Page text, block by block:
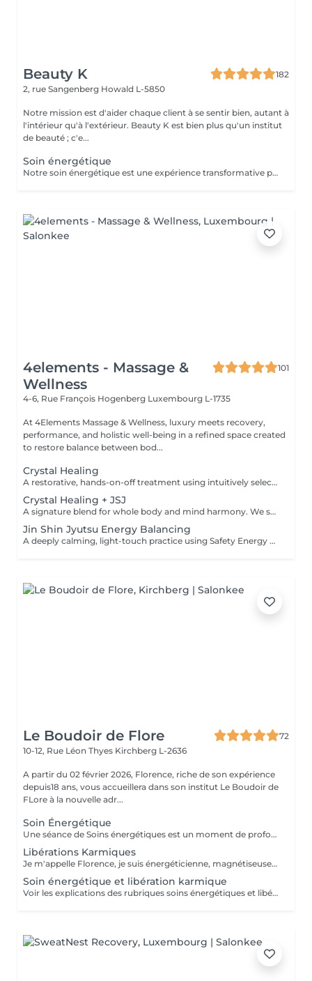
Beauty K
182
2, rue Sangenberg Howald L-5850
Notre mission est d'aider chaque client à se sentir bien, autant à
l'intérieur qu'à l'extérieur. Beauty K est bien plus qu'un institut
de beauté ; c'e...
Soin énergétique
Notre soin énergétique est une expérience transformative pour libérer blocages et tensions, tout en cultivant une paix intérieure profonde. Ce traitement unique agit sur les énergies environnantes et utilise des techniques éprouvées pour harmoniser l'énergie vitale de votre corps. Avec une approche holistique, nous ciblons les déséquilibres énergétiques qui influent sur votre santé physique et émotionnelle. Basée sur l'interaction avec les champs énergétiques, cette méthode restaure l'équilibre entre corps, esprit et âme. Ce soin, apaisant et régénérant, stimule vos capacités naturelles d'auto-guérison, renforçant vitalité et clarté mentale. Idéal pour se sentir revitalisé, allégé du quotidien, et en harmonie avec soi-même.
4elements - Massage &
Wellness
101
4-6, Rue François Hogenberg Luxembourg L-1735
At 4Elements Massage & Wellness, luxury meets recovery,
performance, and holistic well-being in a refined space created
to restore balance between bod...
Crystal Healing
A restorative, hands-on-off treatment using intuitively selected crystals placed on and around the body. - A 20 minute phone call before the session to explore your goals and tailor your plan - A personalized Crystal body layout (and intention focused grids if needed) - Chakra balancing to realign and stabilize your energy centers - Energy field cleansing (aura sweep, grounding, and sealing) - Yin-Yang harmonization for overall energetic coherence - Aftercare suggestions Ideal for: stress relief, emotional balance, mental clarity, energetic reset. For questions and additional information, please contact claudia@4elements.lu
Crystal Healing + JSJ
A signature blend for whole body and mind harmony. We set your intention, select specific crystals, and apply JSJ flows that complement your needsperfect for layered support (physical, emotional, and subtle energy). For questions and additional information, please contact claudia@4elements.lu
Jin Shin Jyutsu Energy Balancing
A deeply calming, light-touch practice using Safety Energy Locks to free energetic blockages that can affect the emotional and physical body. - A 20 minute phone call before the session to explore your goals and tailor your plan - Individualized flows for nervous system soothing, digestive ease, musculoskeletal comfort and hormonal transitions It can be integrated into a crystal session or booked as a standalone treatment. Ideal for: nervous system support, gentle pain relief support, sleep, emotional relief. For questions and additional information, please contact claudia@4elements.lu
Le Boudoir de Flore
72
10-12, Rue Léon Thyes Kirchberg L-2636
A partir du 02 février 2026, Florence, riche de son expérience
depuis18 ans, vous accueillera dans son institut Le Boudoir de
FLore à la nouvelle adr...
Soin Énergétique
Une séance de Soins énergétiques est un moment de profond bien-être et de lâcher-prise, un moment précieux pour vous reconnecter avec vous-même. L'harmonisation énergétique permet de prendre soin de soi sans être envahi par le mental et les émotions, de libérer les blocages et mémoires du passé, de (re)trouver pleinement son potentiel d'énergie, sa force vitale et créatrice, de s'aimer et s'accepter et enfin, vivre l'amour inconditionnel, d'être en paix avec soi même et de ressentir centrage et légèreté. Les soins énergétiques que je pratique nettoient les différents corps énergétiques (physique, émotionnel, mental, spirituel) et visent à dissoudre les blocages et les croyances limitantes qui nous empêchent d'avancer positivement dans la vie. Avant tout travail énergétique, quelle que soit la méthode holistique, il est important de procéder à un diagnostic énergétique de la personne. A qui s'adresse le soin énergétique ? Ils peuvent être réalisés sur tout le monde, à tous âges, quelques soient les antécédents, les maladies et les traitements en cours. Les Soins Energétiques ne présentent pas de contre-indication, prévoir juste un temps de repos après une séance. A noter que ces thérapies ne remplacent pas, en aucun cas, la médecine conventionnelle. Mon approche énergétique est dépouillée de toute attache religieuse et ne demande pas au consultant de cheminement spirituel particulier. NB : chaque minute additionnelle au temps prévu sera facturée 1€. Merci. Pour une première expérience, choisissez la séance de 75 mn.
Libérations Karmiques
Je m'appelle Florence, je suis énergéticienne, magnétiseuse, passeuse d'âme, karmathérapeute et médium clairaudiente et clairvoyante. Les soins karmiques que je propose sont des soins énergétiques qui vont essentiellement travailler sur votre structure énergétique reliée à votre vie actuelle afin de libérer et nettoyer les empreintes de ces mémoires ancestrales négatives. Les soins karmiques et transgénérationnels consistent à aller libérer des mémoires, des blessures et blocages issus de nos vies antérieures dont votre structure énergétique porte encore l'empreinte. Certaines de ces mémoires douloureuses se rattachent directement à votre âme, d'autres sont associées à votre famille, dans ce cas nous parlons de mémoires transgénérationnelles. Lorsque je travaille sur des mémoires karmiques, grâce à la médiumnité, je peux retracer vos vies antérieures et voir précisément les blocages, les blessures, les émotions négatives liés à vos problèmes actuels. Vous allez vivre des moments de partage, et vous sentirez cette libération karmique par des sensations d'apaisement et de soulagement. Je conseille de faire dans un premier temps le soin énergétique et ensuite le soin libération karmique. Voter traitement en sera beaucoup plus efficace Vous allez prendre conscience pour quelles raisons vous êtes attiré par certains lieux, certaines personnalités etc. Cela donnera l'explication également sur vos comportements, vos préférences, vos craintes. NB : pour chaque minute additionnelle au temps prévu sera facturée 1€. Merci
Soin énergétique et libération karmique
Voir les explications des rubriques soins énergétiques et libérations karmiques. Pour chaque minute additionnelle au temps prévu, 1€ sera facturé. Merci de votre compréhension.